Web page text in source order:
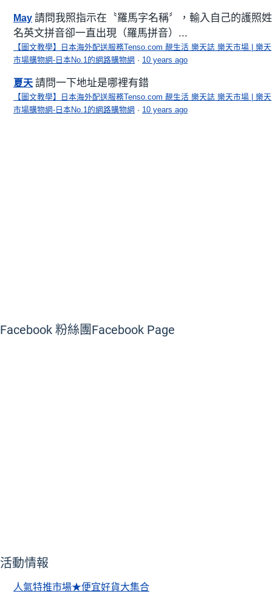
May 請問我照指示在〝羅馬字名稱〞，輸入自己的護照姓
名英文拼音卻一直出現（羅馬拼音）...
【圖文教學】日本海外配送服務Tenso.com 靚生活 樂天誌 樂天市場 | 樂天
市場購物網-日本No.1的網路購物網 · 10 years ago
夏天 請問一下地址是哪裡有錯
【圖文教學】日本海外配送服務Tenso.com 靚生活 樂天誌 樂天市場 | 樂天
市場購物網-日本No.1的網路購物網 · 10 years ago
Facebook 粉絲團Facebook Page
活動情報
人氣特推市場★便宜好貨大集合